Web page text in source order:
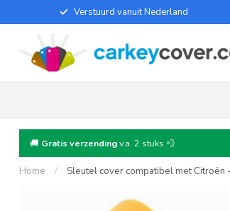
Verstuurd vanuit Nederland
🚚 Gratis verzendingv.a. 2 stuks 💨
Home / Sleutel cover compatibel met